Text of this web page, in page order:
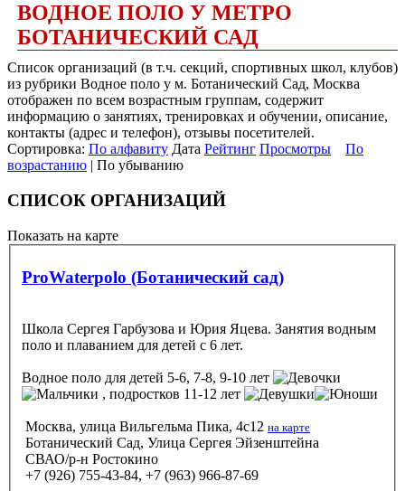
ВОДНОЕ ПОЛО У МЕТРО
БОТАНИЧЕСКИЙ САД
Список организаций (в т.ч. секций, спортивных школ, клубов)
из рубрики Водное поло у м. Ботанический Сад, Москва
отображен по всем возрастным группам, содержит
информацию о занятиях, тренировках и обучении, описание,
контакты (адрес и телефон), отзывы посетителей.
Сортировка: По алфавиту Дата Рейтинг Просмотры
По
возрастанию | По убыванию
СПИСОК ОРГАНИЗАЦИЙ
Показать на карте
ProWaterpolo (Ботанический сад)
Школа Сергея Гарбузова и Юрия Яцева. Занятия водным
поло и плаванием для детей с 6 лет.
Водное поло для детей 5-6, 7-8, 9-10 лет
, подростков 11-12 лет
Москва, улица Вильгельма Пика, 4с12 на карте
Ботанический Сад, Улица Сергея Эйзенштейна
СВАО/р-н Ростокино
+7 (926) 755-43-84, +7 (963) 966-87-69